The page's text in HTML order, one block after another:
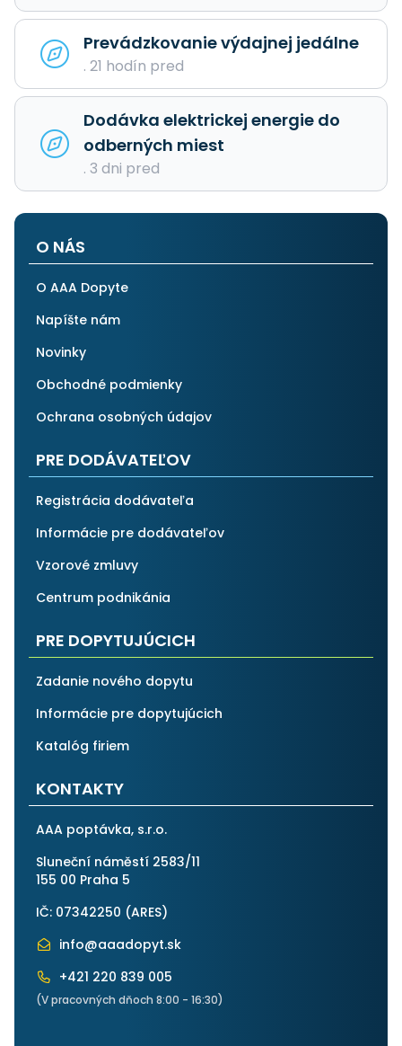
Prevádzkovanie výdajnej jedálne
. 21 hodín pred
Dodávka elektrickej energie do
odberných miest
. 3 dni pred
O NÁS
O AAA Dopyte
Napíšte nám
Novinky
Obchodné podmienky
Ochrana osobných údajov
PRE DODÁVATEĽOV
Registrácia dodávateľa
Informácie pre dodávateľov
Vzorové zmluvy
Centrum podnikánia
PRE DOPYTUJÚCICH
Zadanie nového dopytu
Informácie pre dopytujúcich
Katalóg firiem
KONTAKTY
AAA poptávka, s.r.o.
Sluneční náměstí 2583/11
155 00 Praha 5
IČ: 07342250 (ARES)
info@aaadopyt.sk
+421 220 839 005
(V pracovných dňoch 8:00 - 16:30)